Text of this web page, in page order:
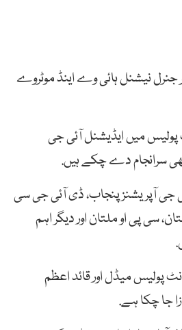
جنرل نیشنل ہائی وے اینڈ موٹروے
پولیس میں ایڈیشنل آئی جی
سرانجام دے چکے ہیں.
جی آپریشنز پنجاب، ڈی آئی جی سی
سی پی او ملتان اور دیگر اہم
پولیس میڈل اور قائد اعظم
جا چکا ہے.